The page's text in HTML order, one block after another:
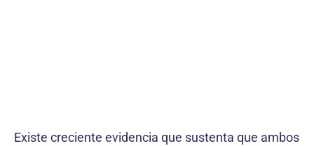
Existe creciente evidencia que sustenta que ambos